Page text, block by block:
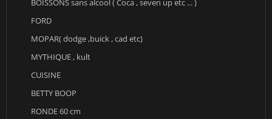
BOISSONS sans alcool ( Coca , seven up etc ... )
FORD
MOPAR( dodge ,buick , cad etc)
MYTHIQUE , kult
CUISINE
BETTY BOOP
RONDE 60 cm